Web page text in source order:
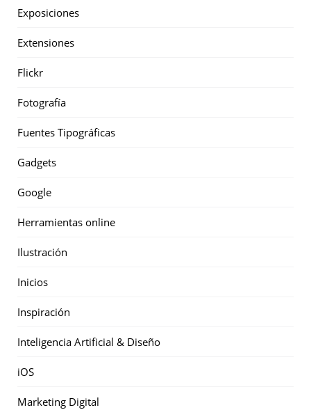
Exposiciones
Extensiones
Flickr
Fotografía
Fuentes Tipográficas
Gadgets
Google
Herramientas online
Ilustración
Inicios
Inspiración
Inteligencia Artificial & Diseño
iOS
Marketing Digital